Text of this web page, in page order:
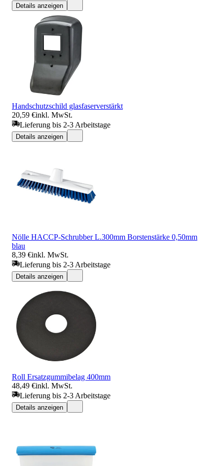
Details anzeigen
Handschutzschild glasfaserverstärkt
20,59 €inkl. MwSt.
Lieferung bis 2-3 Arbeitstage
Details anzeigen
Nölle HACCP-Schrubber L.300mm Borstenstärke 0,50mm
blau
8,39 €inkl. MwSt.
Lieferung bis 2-3 Arbeitstage
Details anzeigen
Roll Ersatzgummibelag 400mm
48,49 €inkl. MwSt.
Lieferung bis 2-3 Arbeitstage
Details anzeigen